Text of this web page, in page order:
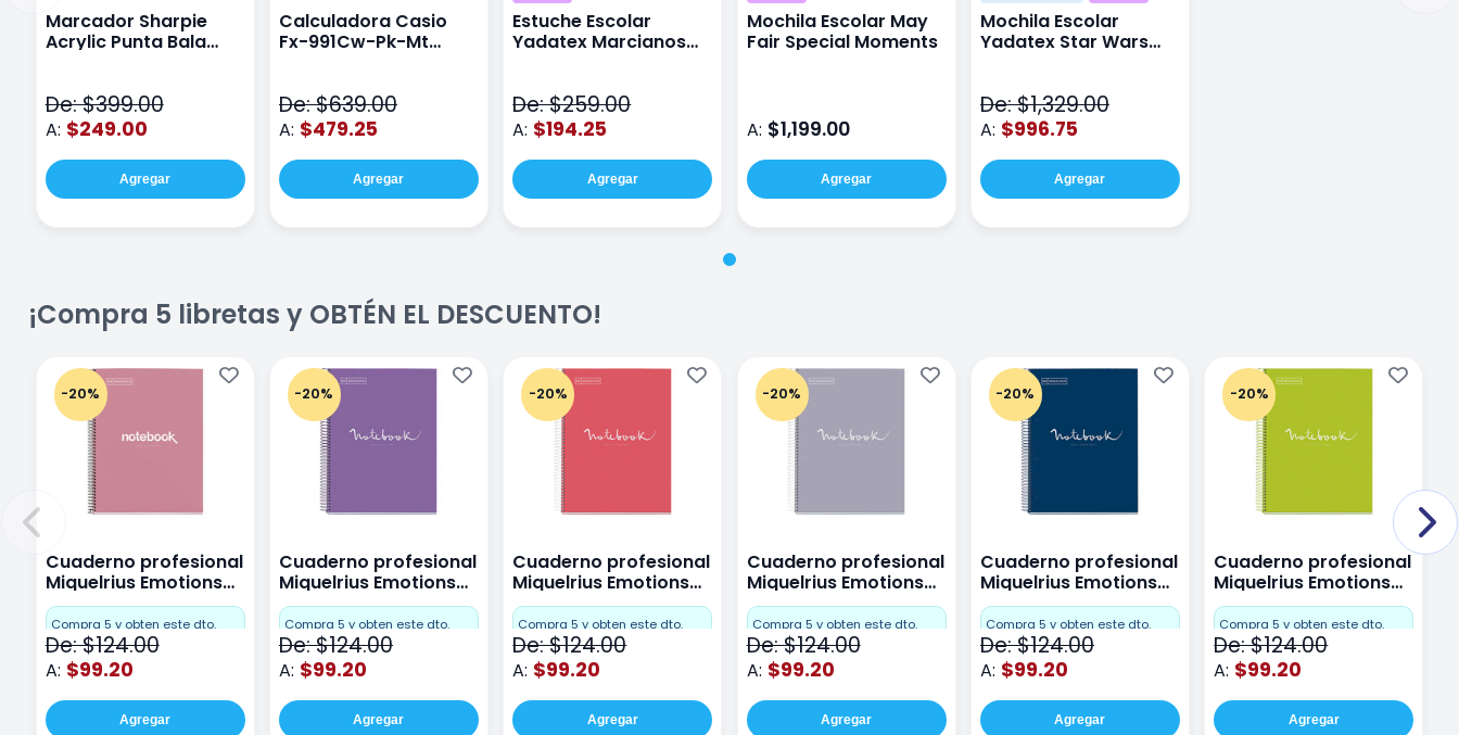
Marcador Sharpie
Acrylic Punta Bala
De: $399.00
A: $249.00
Agregar
Calculadora Casio
Fx-991Cw-Pk-Mt
De: $639.00
A: $479.25
Agregar
Estuche Escolar
Yadatex Marcianos
De: $259.00
A: $194.25
Agregar
Mochila Escolar May
Fair Special Moments
A: $1,199.00
Agregar
Mochila Escolar
Yadatex Star Wars
De: $1,329.00
A: $996.75
Agregar
¡Compra 5 libretas y OBTÉN EL DESCUENTO!
-20%
Cuaderno profesional
Miquelrius Emotions
Cuadro Chico 80
hojas Rosa
Compra 5 y obten este dto.
De: $124.00
A: $99.20
Agregar
-20%
Cuaderno profesional
Miquelrius Emotions
raya 80 hojas Purpura
Compra 5 y obten este dto.
De: $124.00
A: $99.20
Agregar
-20%
Cuaderno profesional
Miquelrius Emotions
raya 80 hojas Coral
Compra 5 y obten este dto.
De: $124.00
A: $99.20
Agregar
-20%
Cuaderno profesional
Miquelrius Emotions
raya 80 hojas Gris
Compra 5 y obten este dto.
De: $124.00
A: $99.20
Agregar
-20%
Cuaderno profesional
Miquelrius Emotions
Dots 80 hojas
Compra 5 y obten este dto.
De: $124.00
A: $99.20
Agregar
-20%
Cuaderno profesional
Miquelrius Emotions
Dots 80 hojas Lima
Compra 5 y obten este dto.
De: $124.00
A: $99.20
Agregar